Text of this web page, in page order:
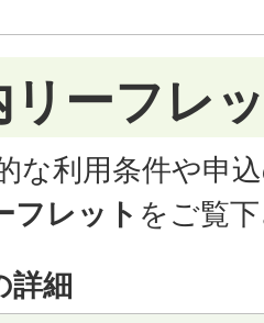
リーフレ
な利用条件や申
フレット をご覧
詳細